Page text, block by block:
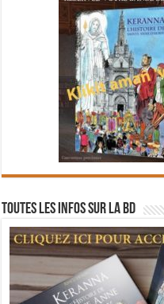
Toutes les infos sur la BD